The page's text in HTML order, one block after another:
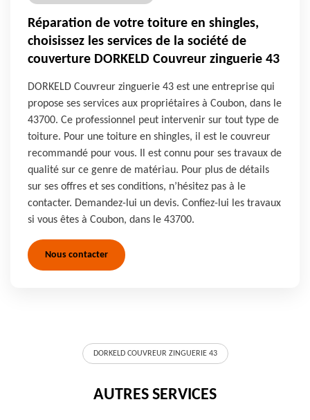
Réparation de votre toiture en shingles,
choisissez les services de la société de
couverture DORKELD Couvreur zinguerie 43
DORKELD Couvreur zinguerie 43 est une entreprise qui
propose ses services aux propriétaires à Coubon, dans le
43700. Ce professionnel peut intervenir sur tout type de
toiture. Pour une toiture en shingles, il est le couvreur
recommandé pour vous. Il est connu pour ses travaux de
qualité sur ce genre de matériau. Pour plus de détails
sur ses offres et ses conditions, n’hésitez pas à le
contacter. Demandez-lui un devis. Confiez-lui les travaux
si vous êtes à Coubon, dans le 43700.
Nous contacter
DORKELD COUVREUR ZINGUERIE 43
AUTRES SERVICES